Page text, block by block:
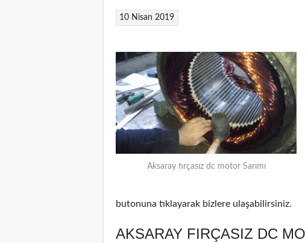
10 Nisan 2019
Aksaray fırçasız dc motor Sarımı
butonuna tıklayarak bizlere ulaşabilirsiniz.
AKSARAY FIRÇASIZ DC